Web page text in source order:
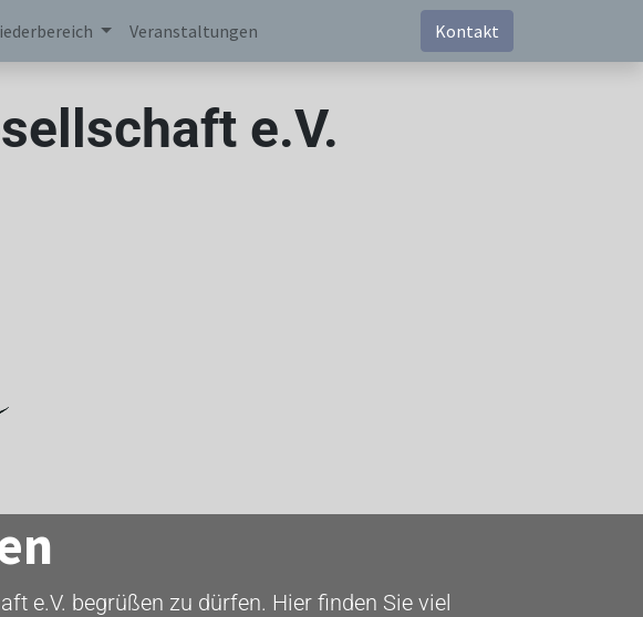
Veranstaltungen Kontakt
e.V.
e.V. begrüßen zu dürfen. Hier finden Sie viel